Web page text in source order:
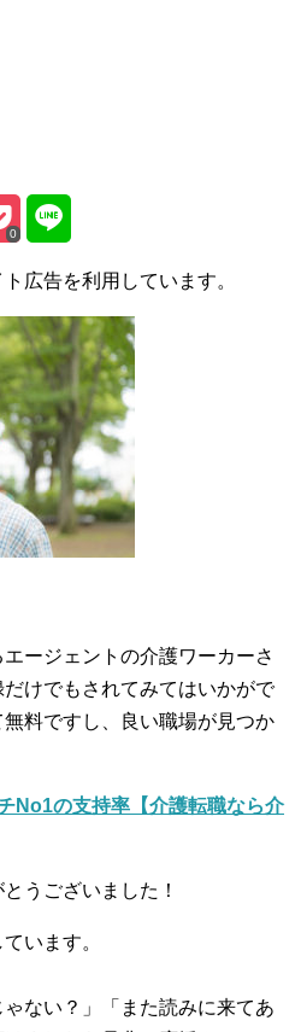
0
広告を利用しています。
ージェントの介護ワーカーさ
けでもされてみてはいかがで
料ですし、良い職場が見つか
No1の支持率【介護転職なら介
うございました！
います。
ない？」「また読みに来てあ